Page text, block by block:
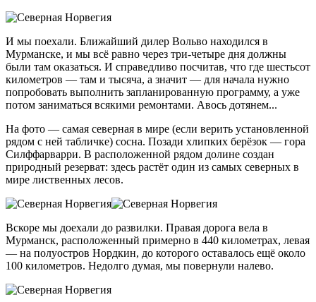
И мы поехали. Ближайший дилер Вольво находился в
Мурманске, и мы всё равно через три-четыре дня должны
были там оказаться. И справедливо посчитав, что где шестьсот
километров — там и тысяча, а значит — для начала нужно
попробовать выполнить запланированную программу, а уже
потом заниматься всякими ремонтами. Авось дотянем...
На фото — самая северная в мире (если верить установленной
рядом с ней табличке) сосна. Позади хлипких берёзок — гора
Силффарварри. В расположенной рядом долине создан
природный резерват: здесь растёт один из самых северных в
мире лиственных лесов.
Вскоре мы доехали до развилки. Правая дорога вела в
Мурманск, расположенный примерно в 440 километрах, левая
— на полуостров Нордкин, до которого оставалось ещё около
100 километров. Недолго думая, мы повернули налево.